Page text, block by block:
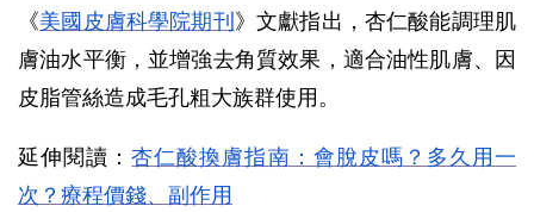
《美國皮膚科學院期刊 》文獻指出，杏仁酸能調理肌
膚油水平衡，並增強去角質效果，適合油性肌膚、因
皮脂管絲造成毛孔粗大族群使用。
延伸閱讀：杏仁酸換膚指南：會脫皮嗎？多久用一
次？療程價錢、副作用